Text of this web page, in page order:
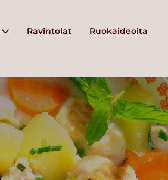
Ravintolat Ruokaideoita